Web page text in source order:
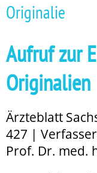
Originalie
Aufruf zur
Originalien
Ärzteblatt
427 |
Prof. Dr. med.